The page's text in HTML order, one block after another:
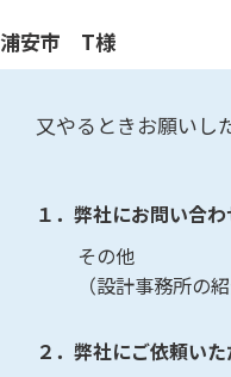
浦安市 T様
又やるときお願いし
１．弊社にお問い合
その他
（設計事務所の紹
２．弊社にご依頼い